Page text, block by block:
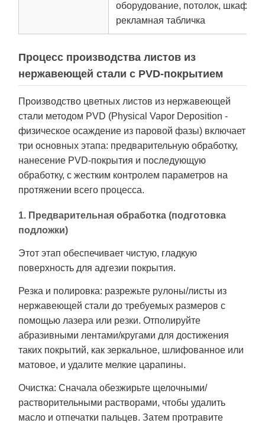
оборудование, потолок, шкаф,
рекламная табличка
Процесс производства листов из
нержавеющей стали с PVD-покрытием
Производство цветных листов из нержавеющей
стали методом PVD (Physical Vapor Deposition -
физическое осаждение из паровой фазы) включает
три основных этапа: предварительную обработку,
нанесение PVD-покрытия и последующую
обработку, с жестким контролем параметров на
протяжении всего процесса.
1. Предварительная обработка (подготовка
подложки)
Этот этап обеспечивает чистую, гладкую
поверхность для адгезии покрытия.
Резка и полировка: разрежьте рулоны/листы из
нержавеющей стали до требуемых размеров с
помощью лазера или резки. Отполируйте
абразивными лентами/кругами для достижения
таких покрытий, как зеркальное, шлифованное или
матовое, и удалите мелкие царапины.
Очистка: Сначала обезжирьте щелочными/
растворительными растворами, чтобы удалить
масло и отпечатки пальцев. Затем протравите